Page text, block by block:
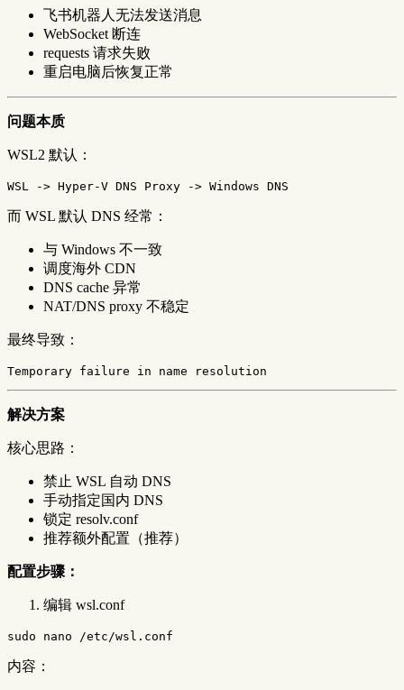
飞书机器人无法发送消息
WebSocket 断连
requests 请求失败
重启电脑后恢复正常
问题本质
WSL2 默认：
而 WSL 默认 DNS 经常：
与 Windows 不一致
调度海外 CDN
DNS cache 异常
NAT/DNS proxy 不稳定
最终导致：
Temporary failure in
解决方案
核心思路：
禁止 WSL 自动 DNS
手动指定国内 DNS
锁定 resolv.conf
推荐额外配置（推荐）
配置步骤：
编辑 wsl.conf
sudo
内容：